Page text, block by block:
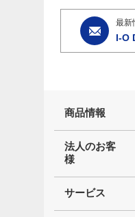
最新
I-O
商品情報
法人のお客
様
サービス